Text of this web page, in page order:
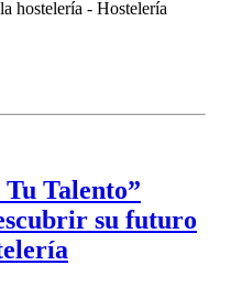
Talento”
su futuro